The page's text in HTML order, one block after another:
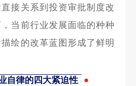
接关系到投资审批制度改
当前行业发展面临的种种
绘的改革蓝图形成了鲜明
自律的四大紧迫性